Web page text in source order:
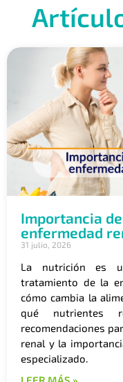
Importancia
enfermedad
31 julio, 2026
La nutrición es
tratamiento de la
cómo cambia la
qué nutrientes
recomendaciones
renal y la
especializado.